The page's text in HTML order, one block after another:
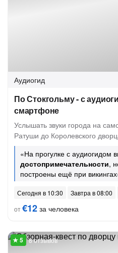
Аудиогид
По Стокгольму - с
смартфоне
Услышать звуки города на
Ратуши до Королевского
«На прогулке с аудиогидом
достопримечательности,
построены ещё при
Сегодня в 10:30
Завтра в 08:00
от€12 за человека
8 отзывов